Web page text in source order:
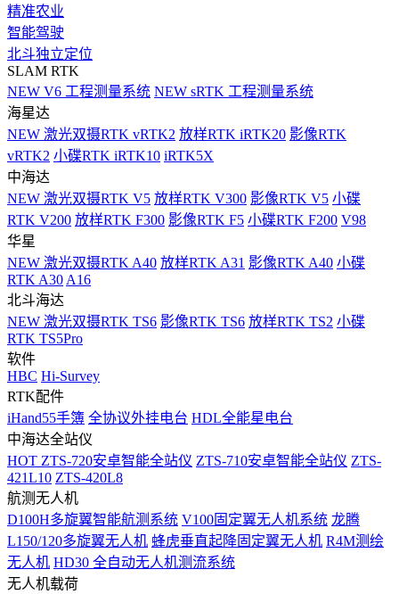
精准农业
智能驾驶
北斗独立定位
SLAM RTK
NEW V6 工程测量系统 NEW sRTK 工程测量系统
海星达
NEW 激光双摄RTK vRTK2 放样RTK iRTK20 影像RTK
vRTK2 小碟RTK iRTK10 iRTK5X
中海达
NEW 激光双摄RTK V5 放样RTK V300 影像RTK V5 小碟
RTK V200 放样RTK F300 影像RTK F5 小碟RTK F200 V98
华星
NEW 激光双摄RTK A40 放样RTK A31 影像RTK A40 小碟
RTK A30 A16
北斗海达
NEW 激光双摄RTK TS6 影像RTK TS6 放样RTK TS2 小碟
RTK TS5Pro
软件
HBC Hi-Survey
RTK配件
iHand55手簿 全协议外挂电台 HDL全能星电台
中海达全站仪
HOT ZTS-720安卓智能全站仪 ZTS-710安卓智能全站仪 ZTS-
421L10 ZTS-420L8
航测无人机
D100H多旋翼智能航测系统 V100固定翼无人机系统 龙腾
L150/120多旋翼无人机 蜂虎垂直起降固定翼无人机 R4M测绘
无人机 HD30 全自动无人机测流系统
无人机载荷